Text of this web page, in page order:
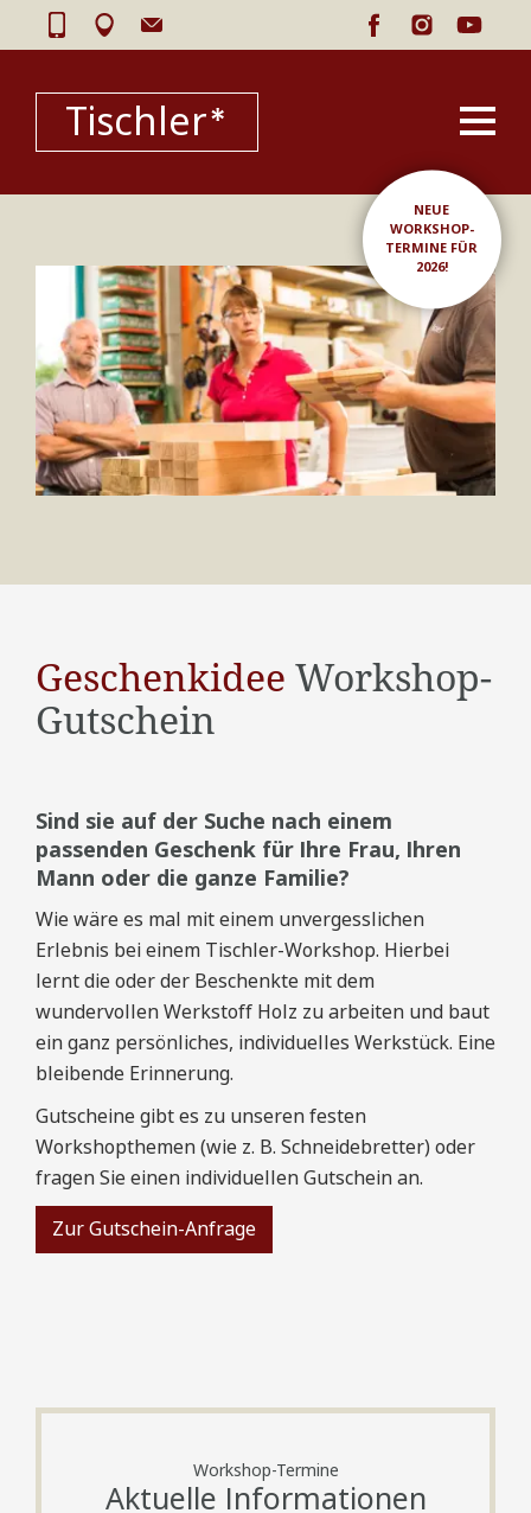
Tischler*
NEUE
WORKSHOP-
TERMINE FÜR
2026!
Geschenkidee Workshop-
Gutschein
Sind sie auf der Suche nach einem
passenden Geschenk für Ihre Frau, Ihren
Mann oder die ganze Familie?
Wie wäre es mal mit einem unvergesslichen
Erlebnis bei einem Tischler-Workshop. Hierbei
lernt die oder der Beschenkte mit dem
wundervollen Werkstoff Holz zu arbeiten und baut
ein ganz persönliches, individuelles Werkstück. Eine
bleibende Erinnerung.
Gutscheine gibt es zu unseren festen
Workshopthemen (wie z. B. Schneidebretter) oder
fragen Sie einen individuellen Gutschein an.
Zur Gutschein-Anfrage
Workshop-Termine
Aktuelle Informationen